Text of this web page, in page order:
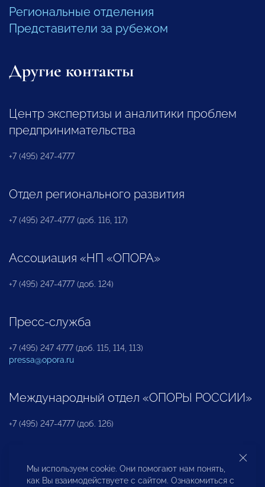
Региональные отделения
Представители за рубежом
Другие контакты
Центр экспертизы и аналитики проблем
предпринимательства
+7 (495) 247-4777
Отдел регионального развития
+7 (495) 247-4777 (доб. 116, 117)
Ассоциация «НП «ОПОРА»
+7 (495) 247-4777 (доб. 124)
Пресс-служба
+7 (495) 247 4777 (доб. 115, 114, 113)
pressa@opora.ru
Международный отдел «ОПОРЫ РОССИИ»
+7 (495) 247-4777 (доб. 126)
Бюро по защите прав предпринимателей и
инвесторов
Мы используем cookie. Они помогают нам понять,
как Вы взаимодействуете с сайтом. Ознакомиться с